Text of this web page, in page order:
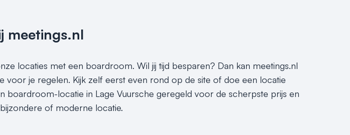
meetings.nl
locaties met een boardroom. Wil jij tijd besparen? Dan kan meetings.nl
voor je regelen. Kijk zelf eerst even rond op de site of doe een locatie
boardroom-locatie in Lage Vuursche geregeld voor de scherpste prijs en
of moderne locatie.